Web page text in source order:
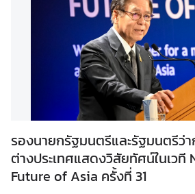
ป
ร่
ง
ใ
ส
รองนายกรัฐมนตรีและรัฐมนตรีว่า
ต่างประเทศแสดงวิสัยทัศน์ในเวที
Future of Asia ครั้งที่ 31